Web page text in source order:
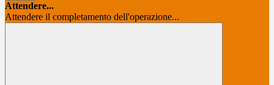
Attendere...
Attendere il completamento dell'operazione...